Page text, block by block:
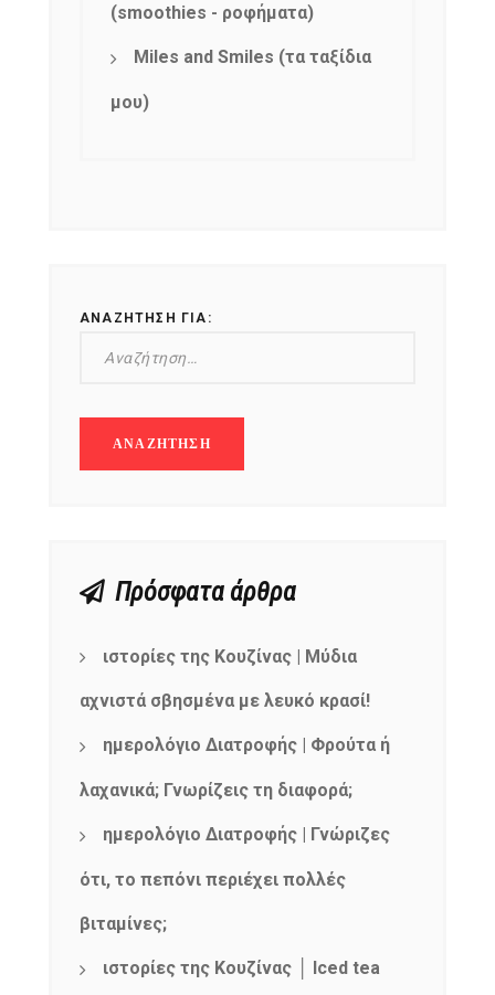
(smoothies - ροφήματα)
Miles and Smiles (τα ταξίδια
μου)
ΑΝΑΖΉΤΗΣΗ ΓΙΑ:
Πρόσφατα άρθρα
ιστορίες της Κουζίνας | Μύδια
αχνιστά σβησμένα με λευκό κρασί!
ημερολόγιο Διατροφής | Φρούτα ή
λαχανικά; Γνωρίζεις τη διαφορά;
ημερολόγιο Διατροφής | Γνώριζες
ότι, το πεπόνι περιέχει πολλές
βιταμίνες;
ιστορίες της Κουζίνας │ Iced tea